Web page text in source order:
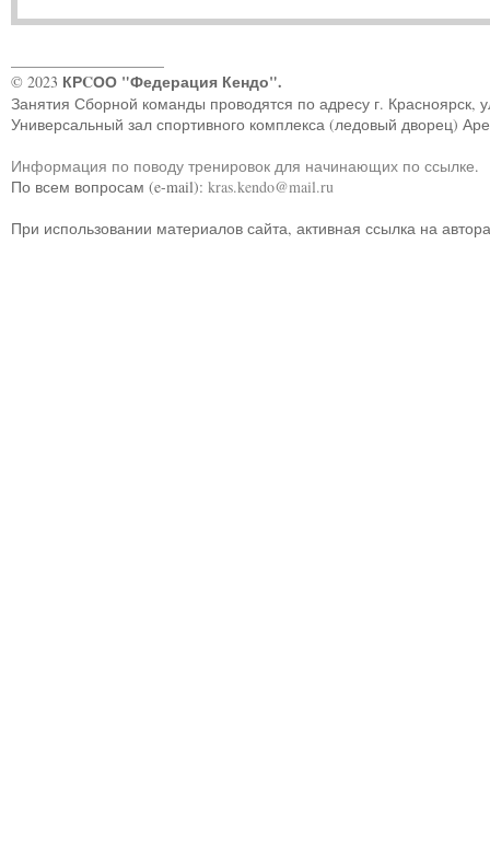
© 2023 КРCОО "Федерация Кендо".
Занятия Сборной команды проводятся по адресу г. Красноярск,
Универсальный зал спортивного комплекса (ледовый дворец)
Информация по поводу тренировок для начинающих по ссылке.
По всем вопросам (e-mail): kras.kendo@mail.ru
При использовании материалов сайта, активная ссылка на